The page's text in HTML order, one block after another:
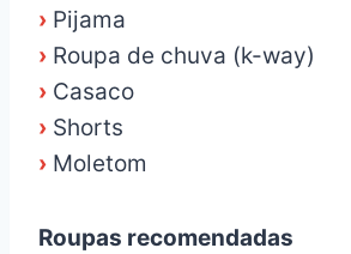
› Pijama
› Roupa de chuva (k-way)
› Casaco
› Shorts
› Moletom
Roupas recomendadas